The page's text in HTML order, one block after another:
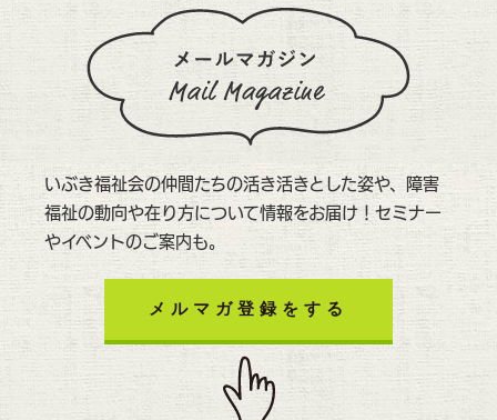
いぶき福祉会の仲間たちの活き活きとした姿や、障害
福祉の動向や在り方について情報をお届け！セミナー
やイベントのご案内も。
メルマガ登録をする